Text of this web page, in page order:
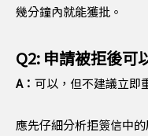
幾分鐘內就能獲批。
Q2: 申請被拒後可
A： 可以，但不建議立即
應先仔細分析拒簽信中